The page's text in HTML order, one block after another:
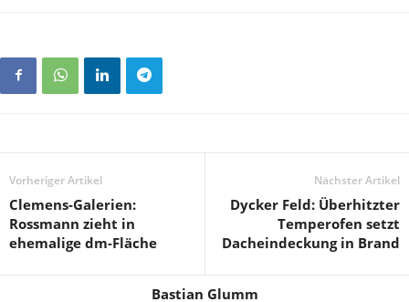
Vorheriger Artikel
Clemens-Galerien:
Rossmann zieht in
ehemalige dm-Fläche
Nächster Artikel
Dycker Feld: Überhitzter
Temperofen setzt
Dacheindeckung in Brand
Bastian Glumm